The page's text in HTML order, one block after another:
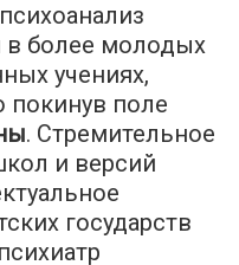
в более молодых
учениях,
покинув поле
. Стремительное
и версий
государств